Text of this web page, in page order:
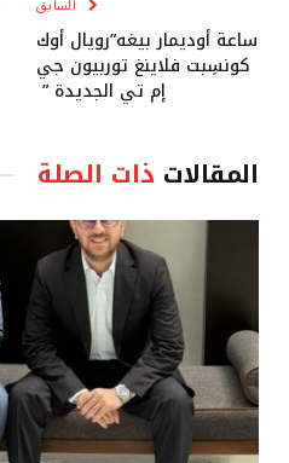
ساعة أوديمار بيغه”رويال أوك
كونسِبت فلاينغ توربيون جي
إم تي الجديدة ” ‎‎
المقالات ذات الصلة